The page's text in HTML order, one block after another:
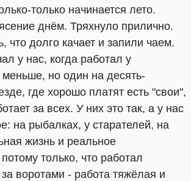
только начинается лето.
днём. Тряхнуло прилично.
долго качает и запили чаем.
у нас, когда работал у
но один на десять-
где хорошо платят есть "свои",
за всех. У них это так, а у нас
на рыбалках, у старателей, на
жизнь и реальное
только, что работал
воротами - работа тяжёлая и